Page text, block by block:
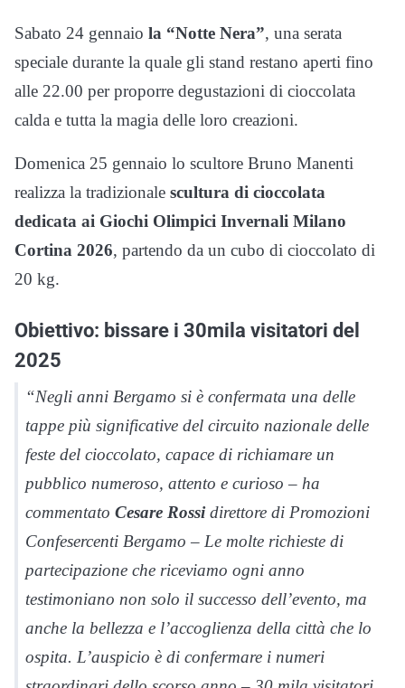
Sabato 24 gennaio la “Notte Nera”, una serata
speciale durante la quale gli stand restano aperti fino
alle 22.00 per proporre degustazioni di cioccolata
calda e tutta la magia delle loro creazioni.
Domenica 25 gennaio lo scultore Bruno Manenti
realizza la tradizionale scultura di cioccolata
dedicata ai Giochi Olimpici Invernali Milano
Cortina 2026, partendo da un cubo di cioccolato di
20 kg.
Obiettivo: bissare i 30mila visitatori del
2025
“Negli anni Bergamo si è confermata una delle
tappe più significative del circuito nazionale delle
feste del cioccolato, capace di richiamare un
pubblico numeroso, attento e curioso – ha
commentato Cesare Rossidirettore di Promozioni
Confesercenti Bergamo – Le molte richieste di
partecipazione che riceviamo ogni anno
testimoniano non solo il successo dell’evento, ma
anche la bellezza e l’accoglienza della città che lo
ospita. L’auspicio è di confermare i numeri